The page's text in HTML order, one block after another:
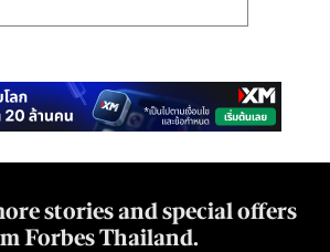
stories and special offers
Forbes Thailand.